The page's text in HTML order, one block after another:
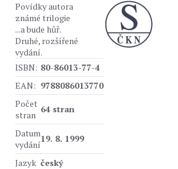
Povídky autora
známé trilogie
...a bude hůř.
Druhé, rozšířené
vydání.
ISBN: 80-86013-77-4
EAN: 9788086013770
Počet
stran
64 stran
Datum
vydání
19. 8. 1999
Jazyk český